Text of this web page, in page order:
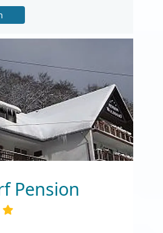
Pension